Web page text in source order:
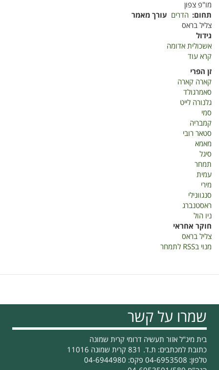
מו"פ צפון
תחום הדרים עורך מאמר
צליל בראס
גידול
אשכולית אדומה
קרא עוד
הדרים
2020
זן הפרי
קארה קארה
סאמרגולד
גלנורה לייט
סמי
קמבריה
סטאר רובי
מאמא
סיגל
תמחר
עמית
מירי
סנגוונילי
ראסטנברג
ניו הול
חוקר אחראי
צליל בראס
מנוי בRSS לתמחר
שמרו על קשר
בית מיג"ל אזור תעשיה דרומי קרית שמונה
כתובת למכתבים: ת.ד. 831 קרית שמונה 11016
טלפון: 04-6953508 פקס: 04-6944980